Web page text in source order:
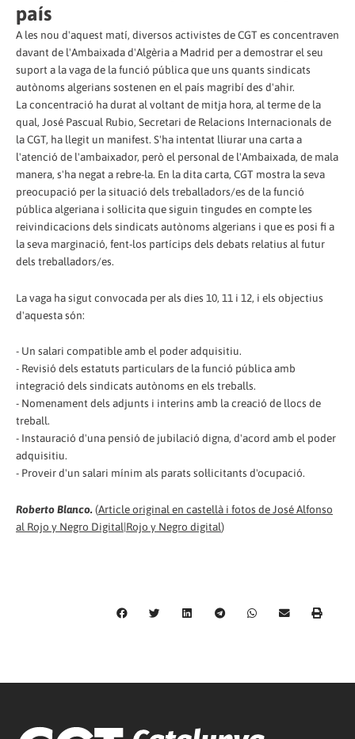
país
A les nou d'aquest matí, diversos activistes de CGT es concentraven
davant de l'Ambaixada d'Algèria a Madrid per a demostrar el seu
suport a la vaga de la funció pública que uns quants sindicats
autònoms algerians sostenen en el país magribí des d'ahir.
La concentració ha durat al voltant de mitja hora, al terme de la
qual, José Pascual Rubio, Secretari de Relacions Internacionals de
la CGT, ha llegit un manifest. S'ha intentat lliurar una carta a
l'atenció de l'ambaixador, però el personal de l'Ambaixada, de mala
manera, s'ha negat a rebre-la. En la dita carta, CGT mostra la seva
preocupació per la situació dels treballadors/es de la funció
pública algeriana i sol·licita que siguin tingudes en compte les
reivindicacions dels sindicats autònoms algerians i que es posi fi a
la seva marginació, fent-los partícips dels debats relatius al futur
dels treballadors/es.
La vaga ha sigut convocada per als dies 10, 11 i 12, i els objectius
d'aquesta són:
- Un salari compatible amb el poder adquisitiu.
- Revisió dels estatuts particulars de la funció pública amb
integració dels sindicats autònoms en els treballs.
- Nomenament dels adjunts i interins amb la creació de llocs de
treball.
- Instauració d'una pensió de jubilació digna, d'acord amb el poder
adquisitiu.
- Proveir d'un salari mínim als parats sol·licitants d'ocupació.
Roberto Blanco.(Article original en castellà i fotos de José Alfonso
al Rojo y Negro Digital|Rojo y Negro digital)